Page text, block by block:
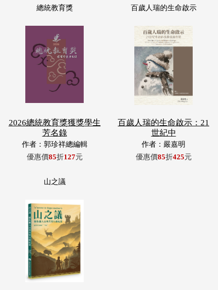
總統教育獎
2026總統教育獎獲獎學生
芳名錄
作者：郭珍祥總編輯
優惠價85折127元
百歲人瑞的生命啟示
百歲人瑞的生命啟示：21
世紀中
作者：嚴嘉明
優惠價85折425元
山之議